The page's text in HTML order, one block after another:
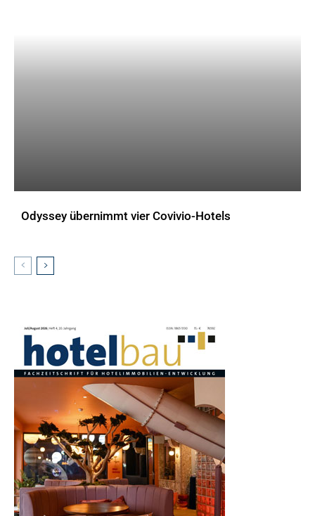
Odyssey übernimmt vier Covivio-Hotels